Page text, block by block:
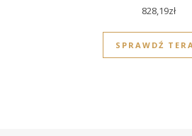
828,19zł
SPRAWDŹ